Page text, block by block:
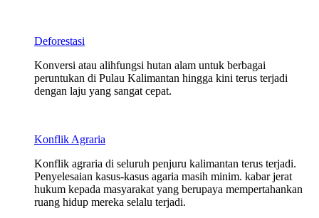
Deforestasi
Konversi atau alihfungsi hutan alam untuk berbagai
peruntukan di Pulau Kalimantan hingga kini terus terjadi
dengan laju yang sangat cepat.
Konflik Agraria
Konflik agraria di seluruh penjuru kalimantan terus terjadi.
Penyelesaian kasus-kasus agaria masih minim. kabar jerat
hukum kepada masyarakat yang berupaya mempertahankan
ruang hidup mereka selalu terjadi.